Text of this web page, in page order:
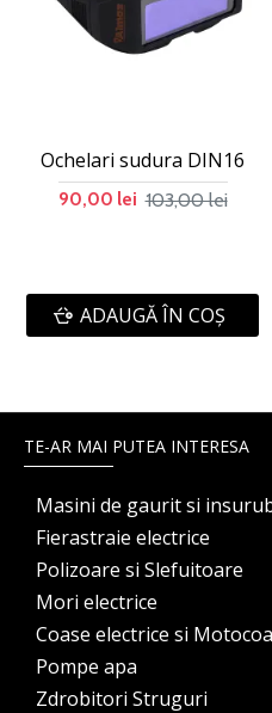
Ochelari sudura DIN16
90,00 lei 103,00 lei
ADAUGĂ ÎN COŞ
TE-AR MAI PUTEA INTERESA
Masini de gaurit si
Fierastraie electrice
Polizoare si Slefuitoare
Mori electrice
Coase electrice si
Pompe apa
Zdrobitori Struguri